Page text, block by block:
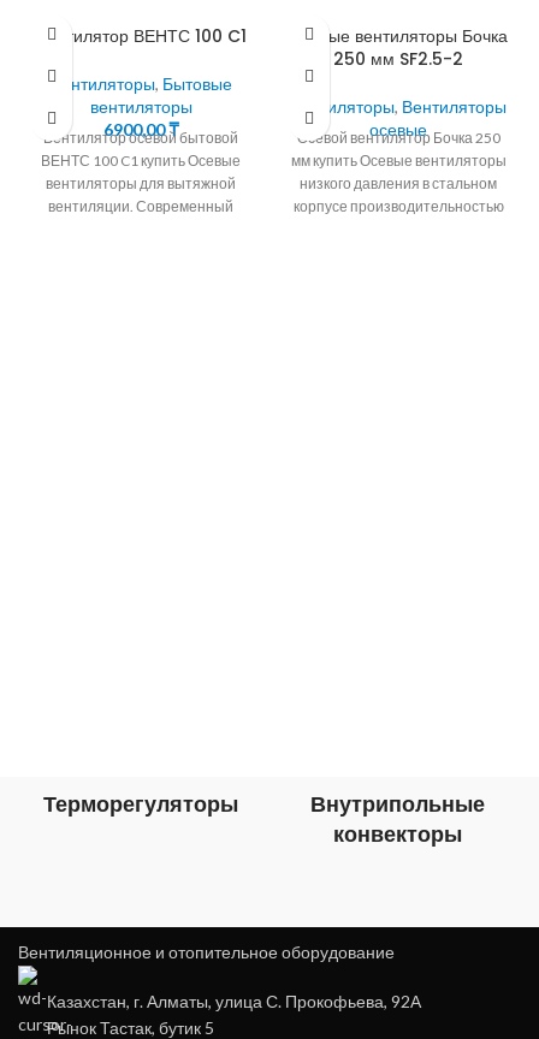
Вентилятор ВЕНТС 100 C1
Вентиляторы, Бытовые
вентиляторы
6900,00₸
Вентилятор осевой бытовой
ВЕНТС 100 C1 купить Осевые
вентиляторы для вытяжной
вентиляции. Современный
Осевые вентиляторы Бочка
250 мм SF2.5-2
Вентиляторы, Вентиляторы
осевые
Осевой вентилятор Бочка 250
мм купить Осевые вентиляторы
низкого давления в стальном
корпусе производительностью
Терморегуляторы
Внутрипольные
конвекторы
Вентиляционное и отопительное оборудование
Казахстан, г. Алматы, улица С. Прокофьева, 92А
Рынок Тастак, бутик 5